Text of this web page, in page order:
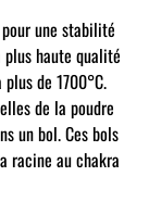
une stabilité
haute qualité
de 1700°C.
de la poudre
un bol. Ces bols
racine au chakra